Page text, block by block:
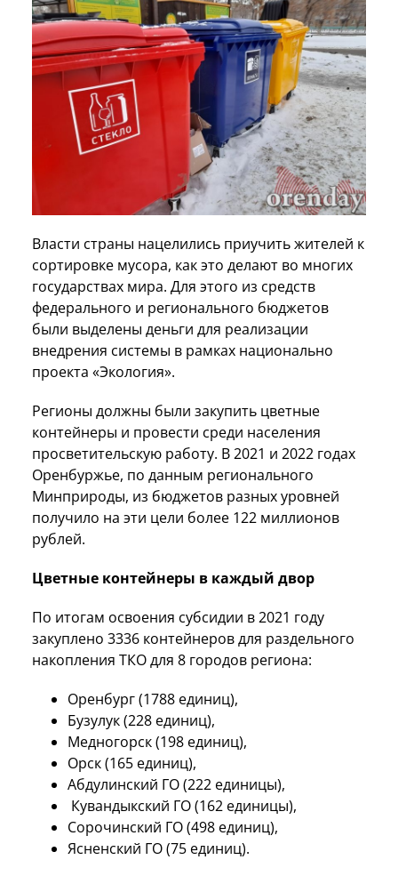
Власти страны нацелились приучить жителей к
сортировке мусора, как это делают во многих
государствах мира. Для этого из средств
федерального и регионального бюджетов
были выделены деньги для реализации
внедрения системы в рамках национально
проекта «Экология».
Регионы должны были закупить цветные
контейнеры и провести среди населения
просветительскую работу. В 2021 и 2022 годах
Оренбуржье, по данным регионального
Минприроды, из бюджетов разных уровней
получило на эти цели более 122 миллионов
рублей.
Цветные контейнеры в каждый двор
По итогам освоения субсидии в 2021 году
закуплено 3336 контейнеров для раздельного
накопления ТКО для 8 городов региона:
Оренбург (1788 единиц),
Бузулук (228 единиц),
Медногорск (198 единиц),
Орск (165 единиц),
Абдулинский ГО (222 единицы),
Кувандыкский ГО (162 единицы),
Сорочинский ГО (498 единиц),
Ясненский ГО (75 единиц).